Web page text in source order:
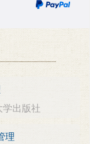
出版社
理